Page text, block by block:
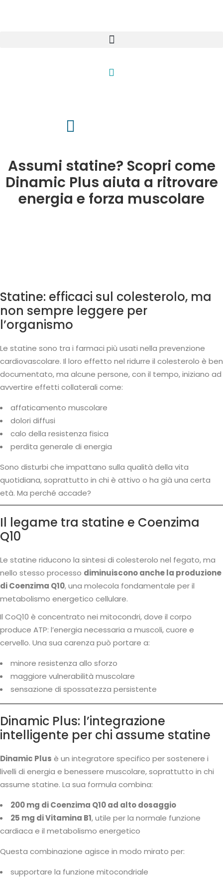
Assumi statine? Scopri come
Dinamic Plus aiuta a ritrovare
energia e forza muscolare
Statine: efficaci sul colesterolo, ma
non sempre leggere per
l’organismo
Le statine sono tra i farmaci più usati nella prevenzione
cardiovascolare. Il loro effetto nel ridurre il colesterolo è ben
documentato, ma alcune persone, con il tempo, iniziano ad
avvertire effetti collaterali come:
affaticamento muscolare
dolori diffusi
calo della resistenza fisica
perdita generale di energia
Sono disturbi che impattano sulla qualità della vita
quotidiana, soprattutto in chi è attivo o ha già una certa
età. Ma perché accade?
Il legame tra statine e Coenzima
Q10
Le statine riducono la sintesi di colesterolo nel fegato, ma
nello stesso processo diminuiscono anche la produzione
di Coenzima Q10, una molecola fondamentale per il
metabolismo energetico cellulare.
Il CoQ10 è concentrato nei mitocondri, dove il corpo
produce ATP: l’energia necessaria a muscoli, cuore e
cervello. Una sua carenza può portare a:
minore resistenza allo sforzo
maggiore vulnerabilità muscolare
sensazione di spossatezza persistente
Dinamic Plus: l’integrazione
intelligente per chi assume statine
Dinamic Plus è un integratore specifico per sostenere i
livelli di energia e benessere muscolare, soprattutto in chi
assume statine. La sua formula combina:
200 mg di Coenzima Q10 ad alto dosaggio
25 mg di Vitamina B1, utile per la normale funzione
cardiaca e il metabolismo energetico
Questa combinazione agisce in modo mirato per:
supportare la funzione mitocondriale